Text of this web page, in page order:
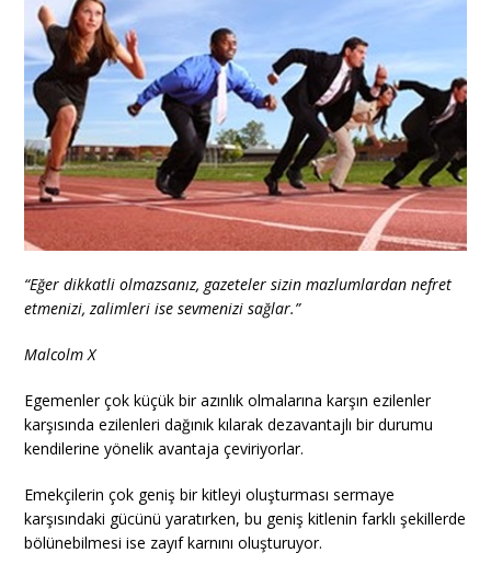
“Eğer dikkatli olmazsanız, gazeteler sizin mazlumlardan nefret
etmenizi, zalimleri ise sevmenizi sağlar.”
Malcolm X
Egemenler çok küçük bir azınlık olmalarına karşın ezilenler
karşısında ezilenleri dağınık kılarak dezavantajlı bir durumu
kendilerine yönelik avantaja çeviriyorlar.
Emekçilerin çok geniş bir kitleyi oluşturması sermaye
karşısındaki gücünü yaratırken, bu geniş kitlenin farklı şekillerde
bölünebilmesi ise zayıf karnını oluşturuyor.